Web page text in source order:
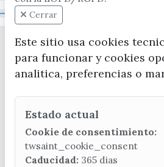
CONTACTA CON LA OFICINA DE
(+34) 952 541 104
Cerrar
Este sitio usa cookies
para funcionar y cookies
analitica, preferencias o
Estado actual
Cookie de consentimiento:
twsaint_cookie_consent
Caducidad: 365 dias